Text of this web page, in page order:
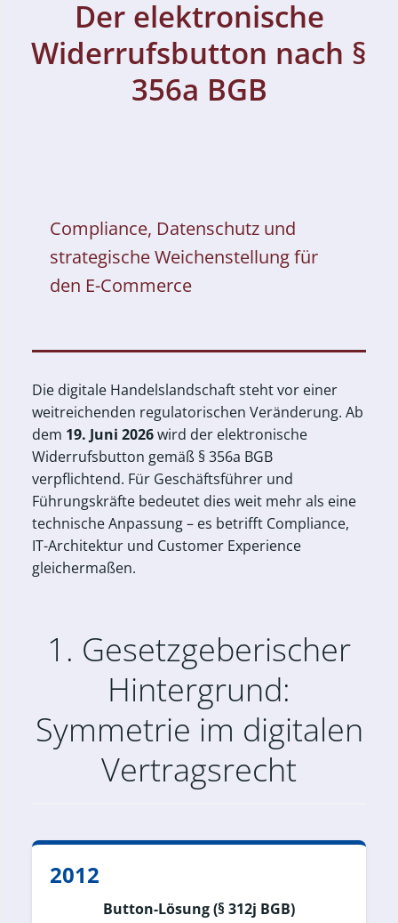
Der elektronische
Widerrufsbutton nach §
356a BGB
Compliance, Datenschutz und
strategische Weichenstellung für
den E-Commerce
Die digitale Handelslandschaft steht vor einer
weitreichenden regulatorischen Veränderung. Ab
dem 19. Juni 2026wird der elektronische
Widerrufsbutton gemäß § 356a BGB
verpflichtend. Für Geschäftsführer und
Führungskräfte bedeutet dies weit mehr als eine
technische Anpassung – es betrifft Compliance,
IT-Architektur und Customer Experience
gleichermaßen.
1. Gesetzgeberischer
Hintergrund:
Symmetrie im digitalen
Vertragsrecht
2012
Button-Lösung (§ 312j BGB)